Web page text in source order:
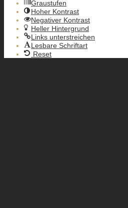
Graustufen
Hoher Kontrast
Negativer Kontrast
Heller Hintergrund
Links unterstreichen
Lesbare Schriftart
Reset